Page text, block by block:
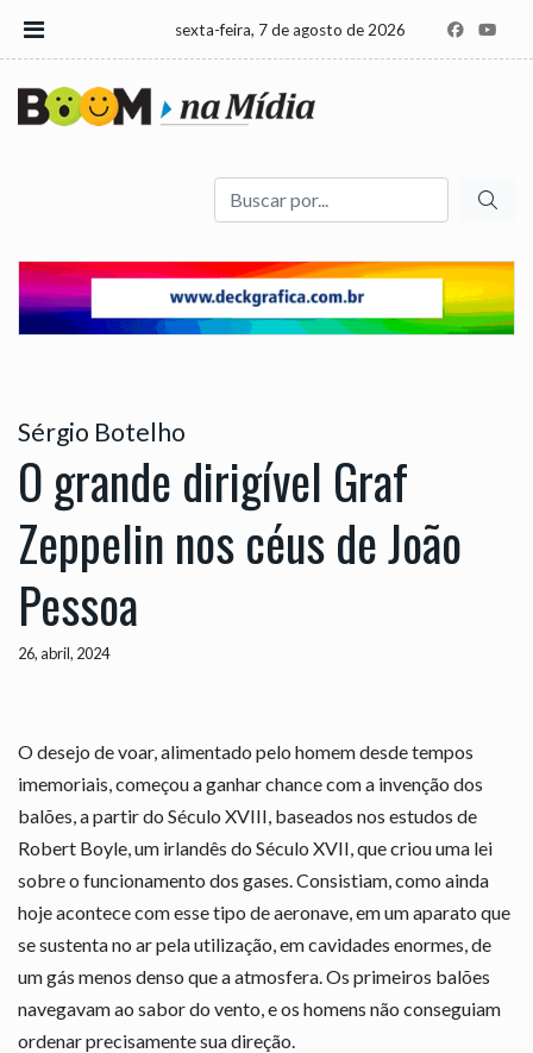
sexta-feira, 7 de agosto de 2026
Buscar
Sérgio Botelho
O grande dirigível Graf
Zeppelin nos céus de João
Pessoa
26, abril, 2024
O desejo de voar, alimentado pelo homem desde tempos
imemoriais, começou a ganhar chance com a invenção dos
balões, a partir do Século XVIII, baseados nos estudos de
Robert Boyle, um irlandês do Século XVII, que criou uma lei
sobre o funcionamento dos gases. Consistiam, como ainda
hoje acontece com esse tipo de aeronave, em um aparato que
se sustenta no ar pela utilização, em cavidades enormes, de
um gás menos denso que a atmosfera. Os primeiros balões
navegavam ao sabor do vento, e os homens não conseguiam
ordenar precisamente sua direção.